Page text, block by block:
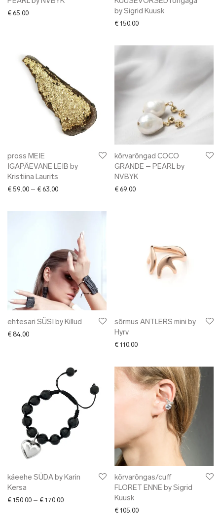
€ 65.00
by Sigrid Kuusk
€ 150.00
pross MEIE
IGAPÄEVANE LEIB by
Kristiina Laurits
€ 59.00 – € 63.00Price range: € 59.00 through € 63.00
kõrvarõngad COCO
GRANDE – PEARL by
NVBYK
€ 69.00
ehtesari SÜSI by Killud
€ 84.00
sõrmus ANTLERS mini by
Hyrv
€ 110.00
käeehe SÜDA by Karin
Kersa
€ 150.00 – € 170.00Price range: € 150.00 through € 170.00
kõrvarõngas/cuff
FLORET ENNE by Sigrid
Kuusk
€ 105.00